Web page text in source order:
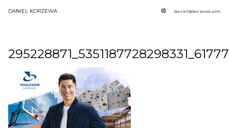
DANIEL KORZEWA daniel@korzewa.com